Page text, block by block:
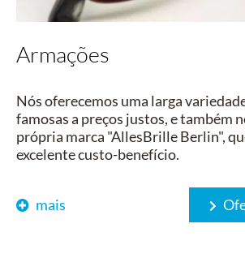
Armações
Nós oferecemos uma larga
famosas a preços justos, e também
própria marca "AllesBrille Berlin",
excelente custo-benefício.
mais